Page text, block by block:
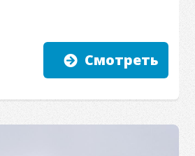
Смотреть